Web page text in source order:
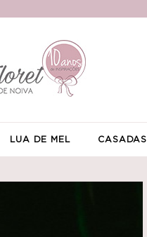
LUA DE MEL CASADAS